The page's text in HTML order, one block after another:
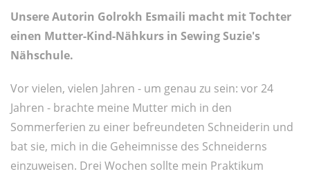
Unsere Autorin Golrokh Esmaili macht mit Tochter
einen Mutter-Kind-Nähkurs in Sewing Suzie's
Nähschule.
Vor vielen, vielen Jahren - um genau zu sein: vor 24
Jahren - brachte meine Mutter mich in den
Sommerferien zu einer befreundeten Schneiderin und
bat sie, mich in die Geheimnisse des Schneiderns
einzuweisen. Drei Wochen sollte mein Praktikum